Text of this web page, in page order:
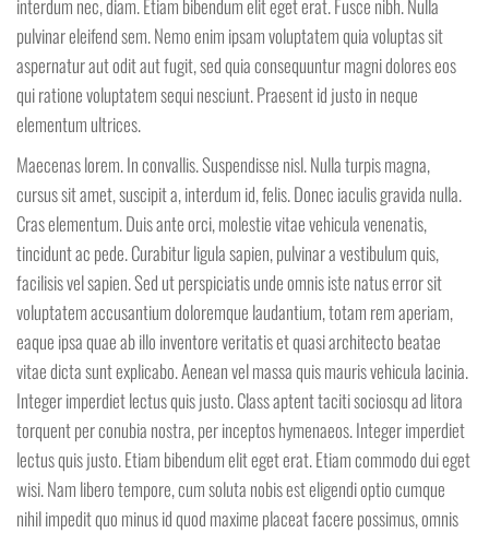
interdum nec, diam. Etiam bibendum elit eget erat. Fusce nibh. Nulla
pulvinar eleifend sem. Nemo enim ipsam voluptatem quia voluptas sit
aspernatur aut odit aut fugit, sed quia consequuntur magni dolores eos
qui ratione voluptatem sequi nesciunt. Praesent id justo in neque
elementum ultrices.
Maecenas lorem. In convallis. Suspendisse nisl. Nulla turpis magna,
cursus sit amet, suscipit a, interdum id, felis. Donec iaculis gravida nulla.
Cras elementum. Duis ante orci, molestie vitae vehicula venenatis,
tincidunt ac pede. Curabitur ligula sapien, pulvinar a vestibulum quis,
facilisis vel sapien. Sed ut perspiciatis unde omnis iste natus error sit
voluptatem accusantium doloremque laudantium, totam rem aperiam,
eaque ipsa quae ab illo inventore veritatis et quasi architecto beatae
vitae dicta sunt explicabo. Aenean vel massa quis mauris vehicula lacinia.
Integer imperdiet lectus quis justo. Class aptent taciti sociosqu ad litora
torquent per conubia nostra, per inceptos hymenaeos. Integer imperdiet
lectus quis justo. Etiam bibendum elit eget erat. Etiam commodo dui eget
wisi. Nam libero tempore, cum soluta nobis est eligendi optio cumque
nihil impedit quo minus id quod maxime placeat facere possimus, omnis